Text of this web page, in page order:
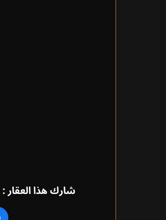
شارك هذا العقار :